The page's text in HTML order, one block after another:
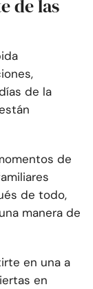
de las
de la
de
de todo,
manera de
en una a
en